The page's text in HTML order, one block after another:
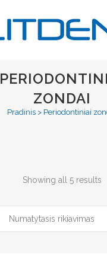
ZONDAI
Pradinis> Periodontiniai
Showing all 5 results
Numatytasis rikiavimas